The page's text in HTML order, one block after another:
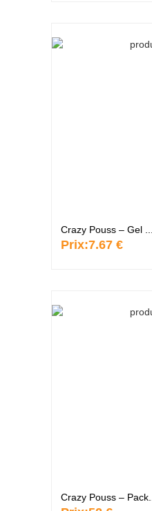
Crazy Pouss – Gel ...
Prix:7.67 €
Crazy Pouss – Pack...